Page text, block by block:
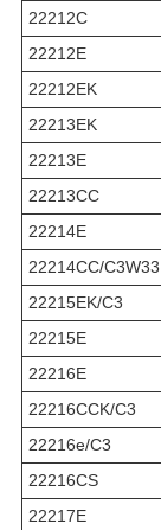
22212C
22212E
22212EK
22213EK
22213E
22213CC
22214E
22214CС/С3W33
22215EK/C3
22215E
22216E
22216CCK/C3
22216е/С3
22216CS
22217E